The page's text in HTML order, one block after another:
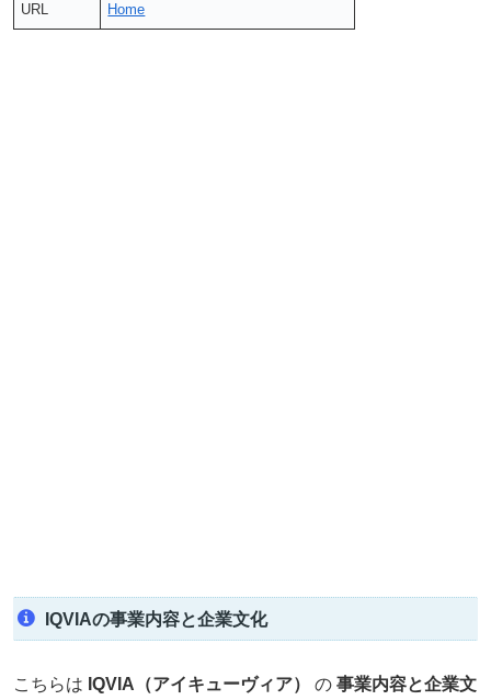
URL Home
IQVIAの事業内容と企業文化
こちらは IQVIA（アイキューヴィア） の 事業内容と企業文